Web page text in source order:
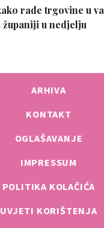
ARHIVA
KONTAKT
OGLAŠAVANJE
IMPRESSUM
POLITIKA KOLAČIĆA
UVJETI KORIŠTENJA